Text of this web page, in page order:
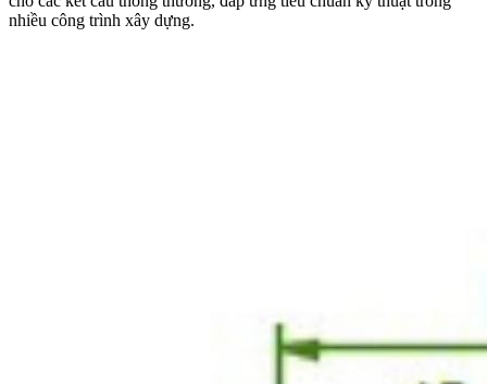
nhiều công trình xây dựng.